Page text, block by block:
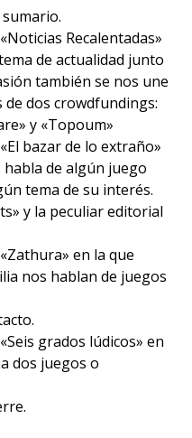
Recalentadas»
de actualidad junto
también se nos une
dos crowdfundings:
y «Topoum»
bazar de lo extraño»
de algún juego
tema de su interés.
y la peculiar editorial
en la que
nos hablan de juegos
grados lúdicos» en
dos juegos o